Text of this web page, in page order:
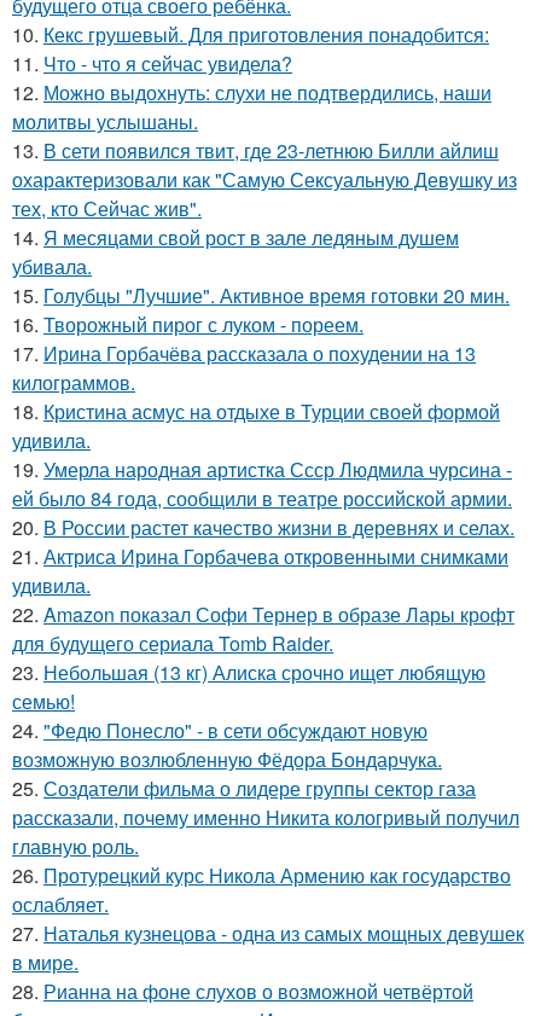
10. Кекс грушевый. Для приготовления понадобится:
11. Что - что я сейчас увидела?
12. Можно выдохнуть: слухи не подтвердились, наши
молитвы услышаны.
13. В сети появился твит, где 23-летнюю Билли айлиш
охарактеризовали как "Самую Сексуальную Девушку из
тех, кто Сейчас жив".
14. Я месяцами свой рост в зале ледяным душем
убивала.
15. Голубцы "Лучшие". Активное время готовки 20 мин.
16. Творожный пирог с луком - пореем.
17. Ирина Горбачёва рассказала о похудении на 13
килограммов.
18. Кристина асмус на отдыхе в Турции своей формой
удивила.
19. Умерла народная артистка Ссср Людмила чурсина -
ей было 84 года, сообщили в театре российской армии.
20. В России растет качество жизни в деревнях и селах.
21. Актриса Ирина Горбачева откровенными снимками
удивила.
22. Amazon показал Софи Тернер в образе Лары крофт
для будущего сериала Tomb Raider.
23. Небольшая (13 кг) Алиска срочно ищет любящую
семью!
24. "Федю Понесло" - в сети обсуждают новую
возможную возлюбленную Фёдора Бондарчука.
25. Создатели фильма о лидере группы сектор газа
рассказали, почему именно Никита кологривый получил
главную роль.
26. Протурецкий курс Никола Армению как государство
ослабляет.
27. Наталья кузнецова - одна из самых мощных девушек
в мире.
28. Рианна на фоне слухов о возможной четвёртой